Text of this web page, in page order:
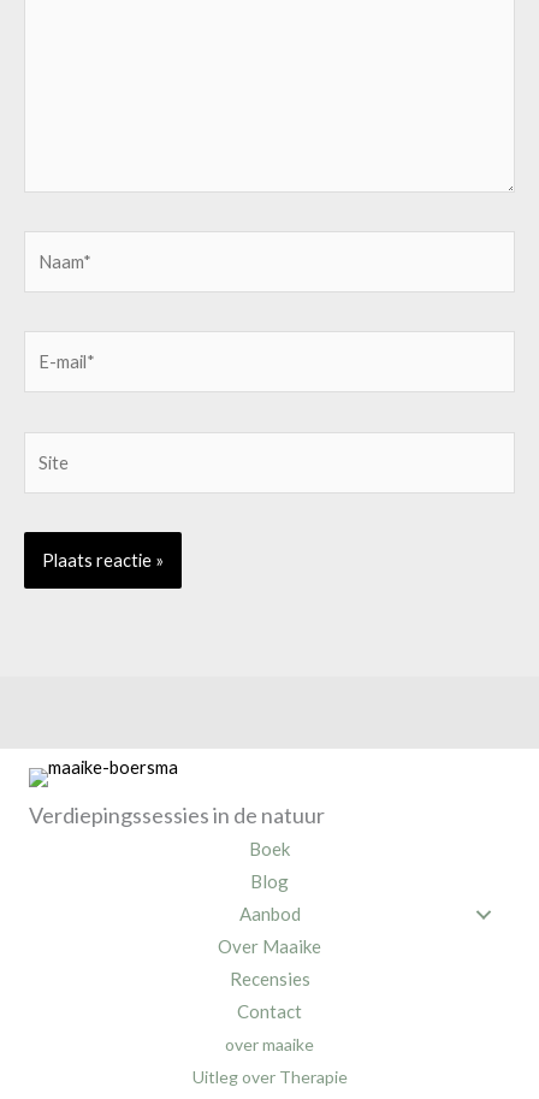
Verdiepingssessies in de natuur
Boek
Blog
Aanbod
Over Maaike
Recensies
Contact
over maaike
Uitleg over Therapie